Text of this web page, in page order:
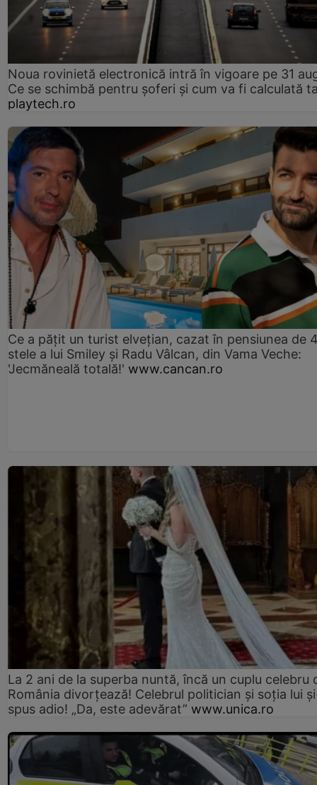
Noua rovinietă electronică intră în vigoare pe 31
Ce se schimbă pentru șoferi și cum va fi calculată
playtech.ro
Ce a pățit un turist elvețian, cazat în pensiunea de
stele a lui Smiley și Radu Vâlcan, din Vama Veche:
'Jecmăneală totală!' www.cancan.ro
La 2 ani de la superba nuntă, încă un cuplu celebru
România divorțează! Celebrul politician și soția lui
spus adio! „Da, este adevărat” www.unica.ro